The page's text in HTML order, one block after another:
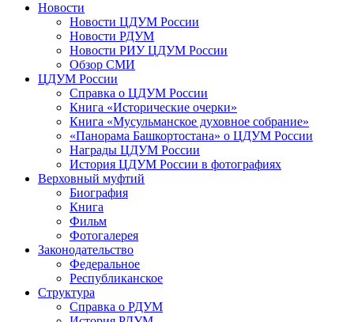
Новости
Новости ЦДУМ России
Новости РДУМ
Новости РИУ ЦДУМ России
Обзор СМИ
ЦДУМ России
Справка о ЦДУМ России
Книга «Исторические очерки»
Книга «Мусульманское духовное собрание»
«Панорама Башкортостана» о ЦДУМ России
Награды ЦДУМ России
История ЦДУМ России в фотографиях
Верховный муфтий
Биография
Книга
Фильм
Фотогалерея
Законодательство
Федеральное
Республиканское
Структура
Справка о РДУМ